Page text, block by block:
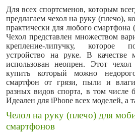
Для всех спортсменов, которым
предлагаем чехол на руку (плечо),
практически для любого
Чехол представлен множеством
крепление-липучку, которое
устройство на руке. В качестве
использован неопрен. Этот
купить который можно
смартфон от грязи, пыли и
разных видов спорта, в том числе
Идеален для iPhone всех моделей, а
Челол на руку (плечо) для
смартфонов